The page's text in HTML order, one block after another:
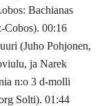
Bachianas
Cobos). 00:16
(Juho Pohjonen,
ja Narek
n:o 3 d-molli
Solti). 01:44